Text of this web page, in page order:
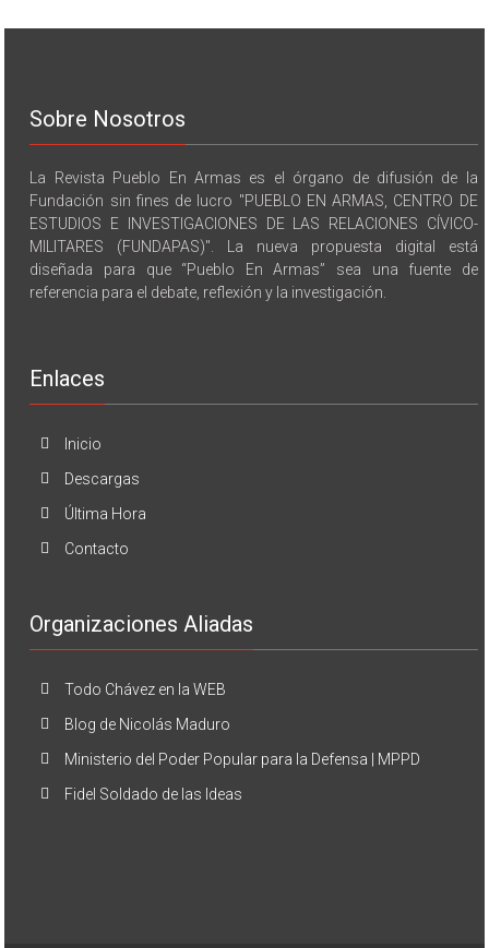
Sobre Nosotros
La Revista Pueblo En Armas es el órgano de difusión de la
Fundación sin fines de lucro "PUEBLO EN ARMAS, CENTRO DE
ESTUDIOS E INVESTIGACIONES DE LAS RELACIONES CÍVICO-
MILITARES (FUNDAPAS)". La nueva propuesta digital está
diseñada para que “Pueblo En Armas” sea una fuente de
referencia para el debate, reflexión y la investigación.
Enlaces
Inicio
Descargas
Última Hora
Contacto
Organizaciones Aliadas
Todo Chávez en la WEB
Blog de Nicolás Maduro
Ministerio del Poder Popular para la Defensa | MPPD
Fidel Soldado de las Ideas